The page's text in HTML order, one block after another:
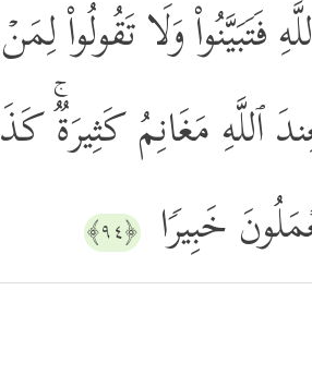
فَتَبَیَّنُواْ وَلَا تَقُولُواْ
ٱللَّهِ مَغَانِمُ
خَبِیرࣰا ﴿٩٤﴾